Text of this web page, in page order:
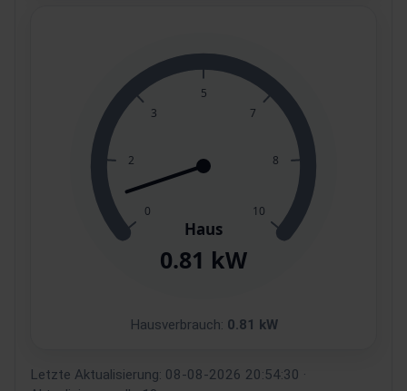
Hausverbrauch: 0.81 kW
Letzte Aktualisierung: 08-08-2026 20:54:30 ·